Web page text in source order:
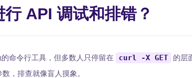
API 调试和排错？
命令行工具，但多数人只停留在 curl -X GET
的层
，排查就像盲人摸象。